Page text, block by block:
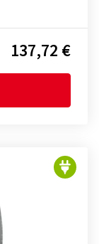
137,72 €